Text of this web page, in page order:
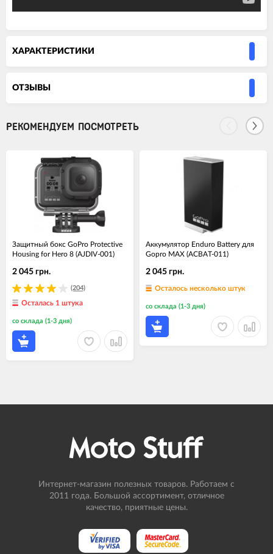
ХАРАКТЕРИСТИКИ
ОТЗЫВЫ
РЕКОМЕНДУЕМ ПОСМОТРЕТЬ
Защитный бокс GoPro Protective
Housing for Hero 8 (AJDIV-001)
(204)
2 045 грн.
Осталась 1 штука
со склада (1-3 дня)
Аккумулятор Enduro Battery для
Gopro MAX (ACBAT-011)
2 045 грн.
Осталось несколько штук
со склада (1-3 дня)
Интернет-магазин полезных товаров. Работаем с
2011 года. Большой ассортимент, отличное
качество, приятные цены.